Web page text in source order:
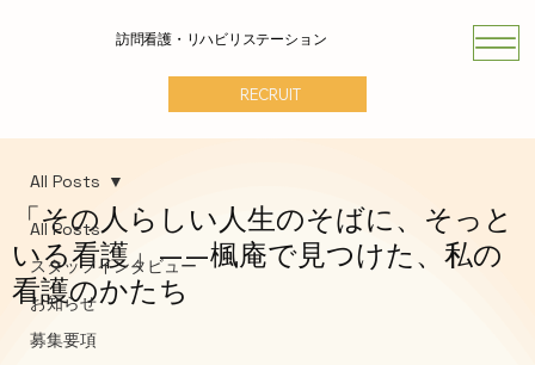
訪問看護・リハビリステーション
RECRUIT
All Posts
スタッフインタビュー
お知らせ
募集要項
All Posts
「その人らしい人生のそばに、そっと
いる看護」——楓庵で見つけた、私の
看護のかたち